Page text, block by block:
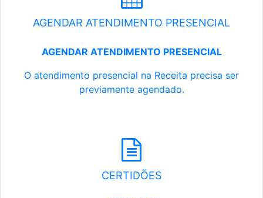
AGENDAR ATENDIMENTO PRESENCIAL
AGENDAR ATENDIMENTO PRESENCIAL
O atendimento presencial na Receita precisa ser
previamente agendado.
CERTIDÕES